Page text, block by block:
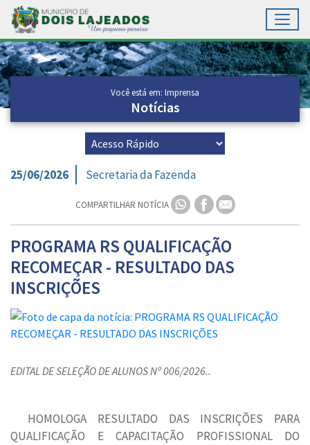
Ir para conteúdo principal
Conteúdo Principal
Você está em: Imprensa
Notícias
25/06/2026 Secretaria da Fazenda
COMPARTILHAR NOTÍCIA
PROGRAMA RS QUALIFICAÇÃO
RECOMEÇAR - RESULTADO DAS
INSCRIÇÕES
EDITAL DE SELEÇÃO DE ALUNOS Nº 006/2026..
HOMOLOGA RESULTADO DAS INSCRIÇÕES PARA
QUALIFICAÇÃO E CAPACITAÇÃO PROFISSIONAL DO